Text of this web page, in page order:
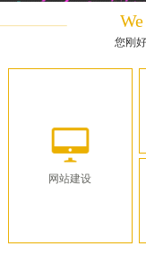
您刚
网站建设